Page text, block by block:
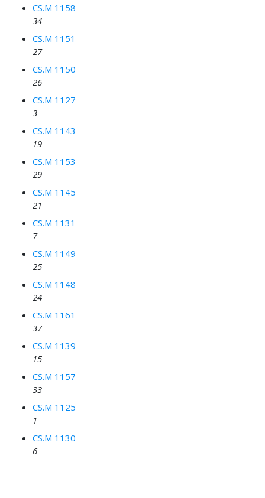
CS.M 1158
34
CS.M 1151
27
CS.M 1150
26
CS.M 1127
3
CS.M 1143
19
CS.M 1153
29
CS.M 1145
21
CS.M 1131
7
CS.M 1149
25
CS.M 1148
24
CS.M 1161
37
CS.M 1139
15
CS.M 1157
33
CS.M 1125
1
CS.M 1130
6